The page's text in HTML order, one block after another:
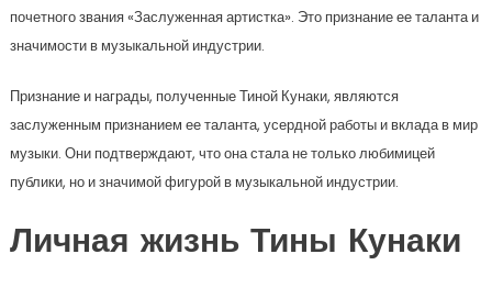
почетного звания «Заслуженная артистка». Это признание ее таланта и
значимости в музыкальной индустрии.
Признание и награды, полученные Тиной Кунаки, являются
заслуженным признанием ее таланта, усердной работы и вклада в мир
музыки. Они подтверждают, что она стала не только любимицей
публики, но и значимой фигурой в музыкальной индустрии.
Личная жизнь Тины Кунаки